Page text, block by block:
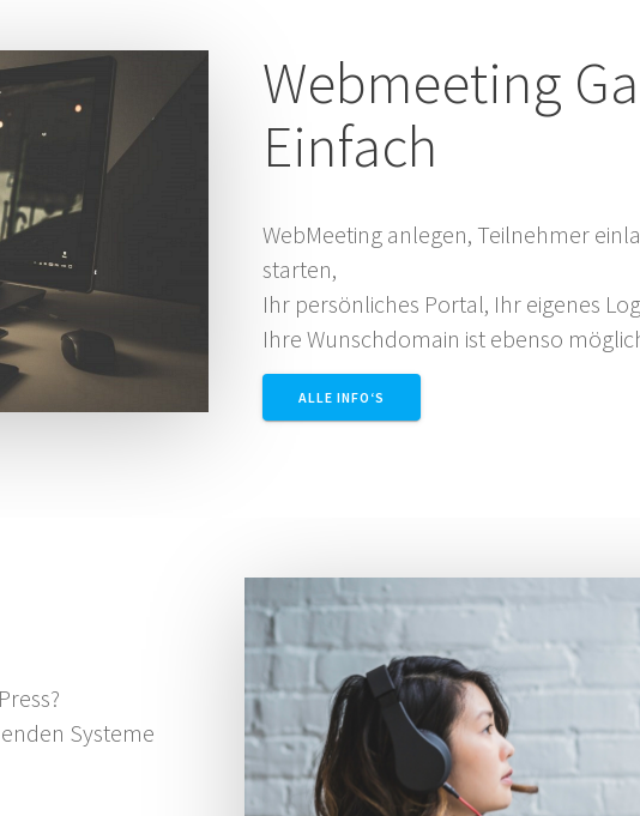
Webmeeting
Einfach
WebMeeting anlegen, Teilnehmer
starten,
Ihr persönliches Portal, Ihr eigenes
Ihre Wunschdomain ist ebenso
ALLE INFO‘S
Systeme